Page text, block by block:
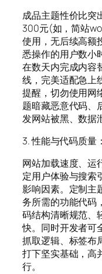
成品主题性价比突
300元(如，简站
使用，无后续高额
悉操作的用户数小
在数天内完成内容
线，完美适配急上
提醒，切勿使用网
题暗藏恶意代码、
发网站被黑、数据
3. 性能与代码质量
网站加载速度、运
定用户体验与搜索
影响因素。定制主
务所需的功能代码
码结构清晰规范、
快。同时开发者可
抓取逻辑、标签布
打下坚实基础，高
行。